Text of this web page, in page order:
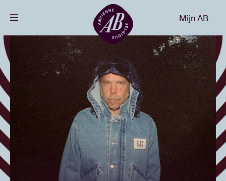
NL
Agenda
Projecten
Nieuws
Bezoekersinfo
Mijn AB